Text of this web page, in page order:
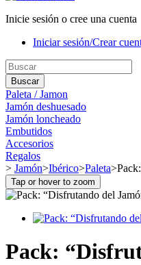
Inicie sesión o cree una cuenta
Iniciar sesión/Crear
Buscar
Paleta / Jamon
Jamón deshuesado
Jamón loncheado
Embutidos
Accesorios
Regalos
> Jamón>Ibérico>Paleta>
Tap or hover to zoom
Pack: